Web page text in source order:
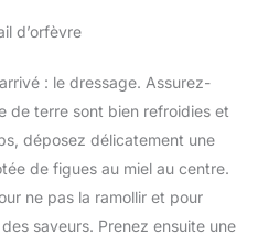
d’orfèvre
: le dressage. Assurez-
de terre sont bien refroidies et
déposez délicatement une
de figues au miel au centre.
ne pas la ramollir et pour
saveurs. Prenez ensuite une